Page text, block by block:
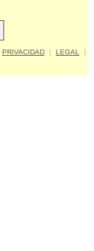
PRIVACIDAD LEGAL